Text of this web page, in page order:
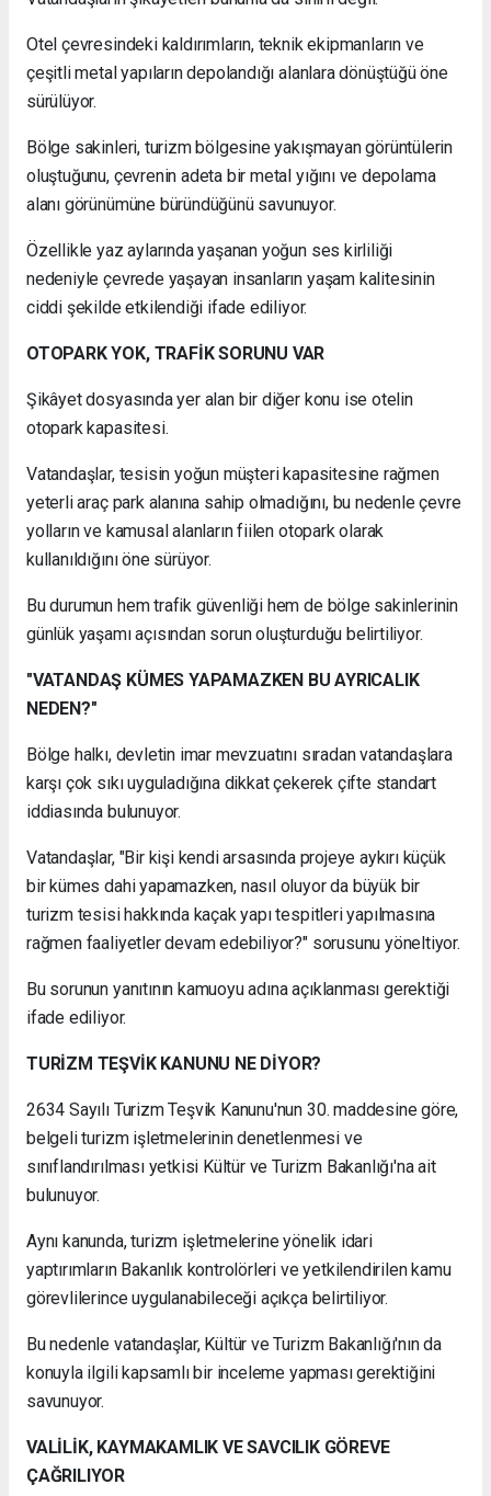
Otel çevresindeki kaldırımların, teknik ekipmanların ve
çeşitli metal yapıların depolandığı alanlara dönüştüğü öne
sürülüyor.
Bölge sakinleri, turizm bölgesine yakışmayan görüntülerin
oluştuğunu, çevrenin adeta bir metal yığını ve depolama
alanı görünümüne büründüğünü savunuyor.
Özellikle yaz aylarında yaşanan yoğun ses kirliliği
nedeniyle çevrede yaşayan insanların yaşam kalitesinin
ciddi şekilde etkilendiği ifade ediliyor.
OTOPARK YOK, TRAFİK SORUNU VAR
Şikâyet dosyasında yer alan bir diğer konu ise otelin
otopark kapasitesi.
Vatandaşlar, tesisin yoğun müşteri kapasitesine rağmen
yeterli araç park alanına sahip olmadığını, bu nedenle çevre
yolların ve kamusal alanların fiilen otopark olarak
kullanıldığını öne sürüyor.
Bu durumun hem trafik güvenliği hem de bölge sakinlerinin
günlük yaşamı açısından sorun oluşturduğu belirtiliyor.
"VATANDAŞ KÜMES YAPAMAZKEN BU AYRICALIK
NEDEN?"
Bölge halkı, devletin imar mevzuatını sıradan vatandaşlara
karşı çok sıkı uyguladığına dikkat çekerek çifte standart
iddiasında bulunuyor.
Vatandaşlar, "Bir kişi kendi arsasında projeye aykırı küçük
bir kümes dahi yapamazken, nasıl oluyor da büyük bir
turizm tesisi hakkında kaçak yapı tespitleri yapılmasına
rağmen faaliyetler devam edebiliyor?" sorusunu yöneltiyor.
Bu sorunun yanıtının kamuoyu adına açıklanması gerektiği
ifade ediliyor.
TURİZM TEŞVİK KANUNU NE DİYOR?
2634 Sayılı Turizm Teşvik Kanunu'nun 30. maddesine göre,
belgeli turizm işletmelerinin denetlenmesi ve
sınıflandırılması yetkisi Kültür ve Turizm Bakanlığı'na ait
bulunuyor.
Aynı kanunda, turizm işletmelerine yönelik idari
yaptırımların Bakanlık kontrolörleri ve yetkilendirilen kamu
görevlilerince uygulanabileceği açıkça belirtiliyor.
Bu nedenle vatandaşlar, Kültür ve Turizm Bakanlığı'nın da
konuyla ilgili kapsamlı bir inceleme yapması gerektiğini
savunuyor.
VALİLİK, KAYMAKAMLIK VE SAVCILIK GÖREVE
ÇAĞRILIYOR